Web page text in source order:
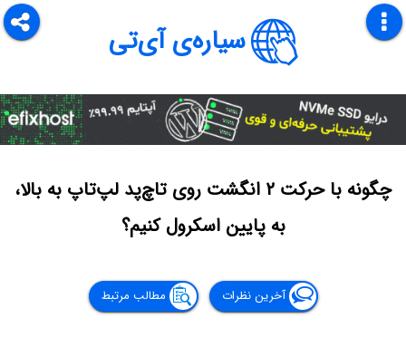
سیاره‌ی آی‌تی
چگونه با حرکت ۲ انگشت روی تاچ‌پد لپ‌تاپ به بالا،
به پایین اسکرول کنیم؟
آخرین نظرات مطالب مرتبط